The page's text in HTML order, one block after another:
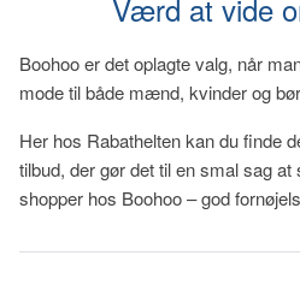
Værd at vide
Boohoo er det oplagte valg, når
mode til både mænd, kvinder og
Her hos Rabathelten kan du finde
tilbud, der gør det til en smal sag at
shopper hos Boohoo – god